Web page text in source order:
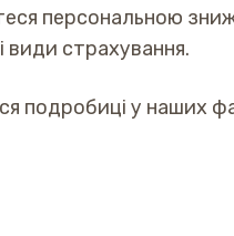
персональною
види страхування.
подробиці у наших